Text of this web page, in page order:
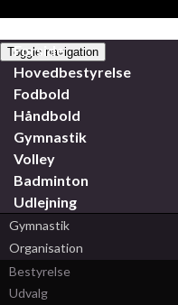
Toggle navigation
Forside
Hovedbestyrelse
Fodbold
Håndbold
Gymnastik
Volley
Badminton
Udlejning
Gymnastik
Organisation
Bestyrelse
Udvalg